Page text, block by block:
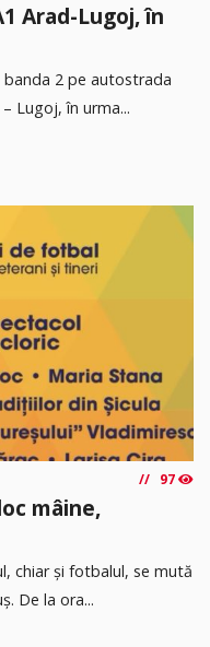
Arad-Lugoj, în
2 pe autostrada
Lugoj, în urma...
97
mâine,
chiar și fotbalul, se mută
De la ora...